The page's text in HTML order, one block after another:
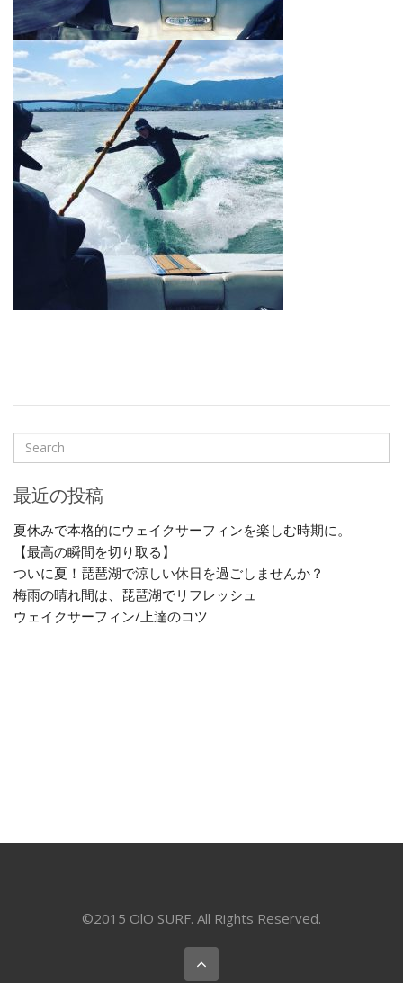
最近の投稿
夏休みで本格的にウェイクサーフィンを楽しむ時期に。
【最高の瞬間を切り取る】
ついに夏！琵琶湖で涼しい休日を過ごしませんか？
梅雨の晴れ間は、琵琶湖でリフレッシュ
ウェイクサーフィン/上達のコツ
©2015 OlO SURF. All Rights Reserved.